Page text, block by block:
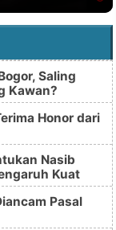
Saling
Kawan?
Honor dari
Nasib
Kuat
Pasal